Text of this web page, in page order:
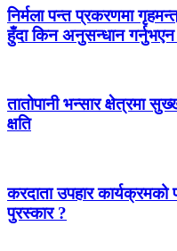
निर्मला पन्त प्रकरणमा
हुँदा किन अनुसन्धान
तातोपानी भन्सार क्षेत्रमा
क्षति
करदाता उपहार
पुरस्कार ?